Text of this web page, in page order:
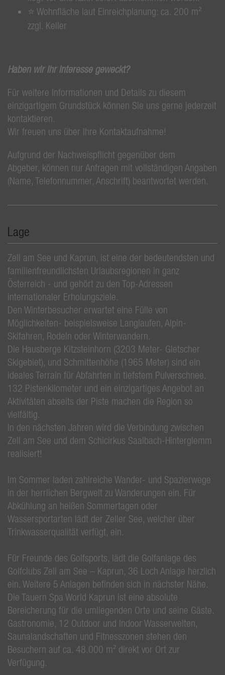
⭐ Wohnfläche laut Einreichplanung: ca. 200 m²
zzgl. Keller
Haben wir Ihr Interesse geweckt?
Für weitere Informationen und Details zu diesem
einzigartigem Grundstück können Sie uns gerne jederzeit
kontaktieren.
Wir freuen uns über Ihre Kontaktaufnahme!
Aufgrund der Nachweispflicht gegenüber dem
Abgeber, können nur Anfragen mit vollständigen Angaben
(Name, Telefonnummer, Anschrift) beantwortet werden.
Lage
Zell am See und Kaprun, ist eine der bedeutendsten und
familienfreundlichsten Urlaubsregionen in ganz
Österreich - und gehört zu den Top-Adressen
internationaler Erholungsziele.
Den Winterbesucher erwartet eine Fülle von
Möglichkeiten- beispielsweise Langlaufen, Alpin-
Skifahren, Rodeln oder Winterwandern.
Die Hausberge Kitzsteinhorn (3203 Meter- Gletscher
Skigebiet), und Schmittenhöhe (1965 Meter) sind ein
ideales Terrain für Abfahrten in tiefstem Pulverschnee.
132 Pistenkilometer und ein einzigartiges Angebot an
Aktivitäten abseits der Piste machen die Region so
vielfältig.
In den nächsten Jahren wird die Verbindung zwischen
Zell am See und dem Schicirkus Saalbach-Hinterglemm
realisiert!
Im Sommer laden zahlreiche Wander- und Spazierwege
in der herrlichen Bergwelt zu Wanderungen ein. Für
Abkühlung an heißen Sommertagen oder
Wassersportarten lädt der Zeller See, welcher über
Trinkwasserqualität verfügt, ein.
Für Freunde des Golfsports, lädt die Golfanlage des
Golfclubs Zell am See – Kaprun, 36 Loch Anlage herzlich
ein. Weitere 5 Anlagen befinden sich in nächster Nähe.
Die Tauern Spa World Kaprun ist eine absolute
Bereicherung für die umliegenden Orte und seine Gäste.
Gastronomie, 12 Outdoor und Indoor Wasserwelten,
Saunalandschaften und Fitnesszonen stehen den
Besuchern auf ca. 48.000 m² direkt vor Ort zur
Verfügung.